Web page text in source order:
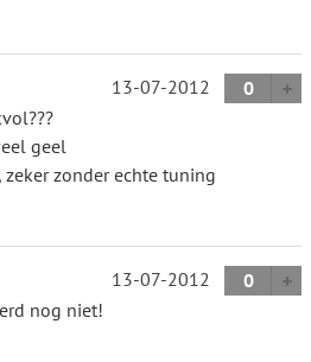
13-07-2012
0
geel
zonder echte tuning
13-07-2012
0
nog niet!